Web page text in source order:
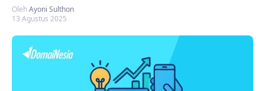
OlehAyoni Sulthon
13 Agustus 2025